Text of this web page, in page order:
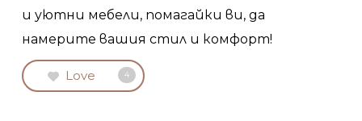
и уютни мебели, помагайки ви, да
намерите вашия стил и комфорт!
Love 4